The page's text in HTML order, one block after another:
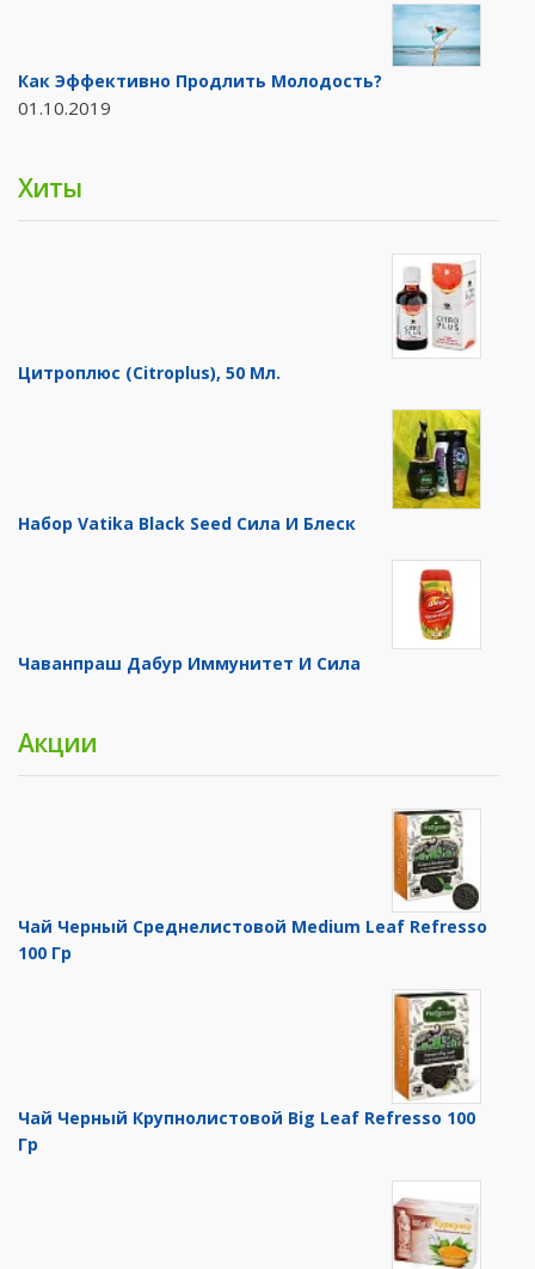
Как Эффективно Продлить Молодость?
01.10.2019
Хиты
Цитроплюс (Citroplus), 50 Мл.
Набор Vatika Black Seed Сила И Блеск
Чаванпраш Дабур Иммунитет И Сила
Акции
Чай Черный Среднелистовой Medium Leaf Refresso
100 Гр
Чай Черный Крупнолистовой Big Leaf Refresso 100
Гр